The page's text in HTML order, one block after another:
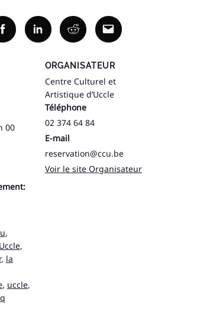
FacebookLinkedinRedditEmail
00
,
,
, la
, uccle,
ORGANISATEUR
Centre Culturel et
Artistique d’Uccle
Téléphone
02 374 64 84
E-mail
reservation@ccu.be
Voir le site Organisateur